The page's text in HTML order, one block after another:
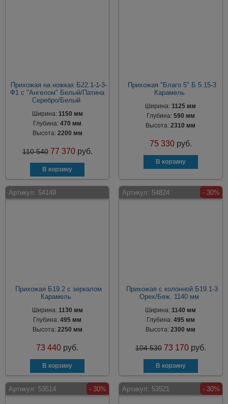
Прихожая на ножках Б22.1-1-3-
Ф1 с "Ангелом" Белый/Патина
Серебро/Белый
Ширина: 1150 мм
Глубина:470 мм
Высота: 2200 мм
110 540 77 370 руб.
Прихожая "Благо 5" Б 5.15-3
Карамель
Ширина:1125 мм
Глубина: 590 мм
Высота:2310 мм
75 330 руб.
Артикул: 54149
Прихожая Б19.2 с зеркалом
Карамель
Ширина: 1130 мм
Глубина:495 мм
Высота: 2250 мм
73 440 руб.
Артикул: 54824 - 30%
Прихожая с колонной Б19.1-3
Орех/Беж. 1140 мм
Ширина:1140 мм
Глубина: 495 мм
Высота:2300 мм
104 530 73 170 руб.
Артикул: 53514 - 30% Артикул: 53521 - 30%